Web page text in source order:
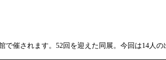
催されます。52回を迎えた同展。今回は14人